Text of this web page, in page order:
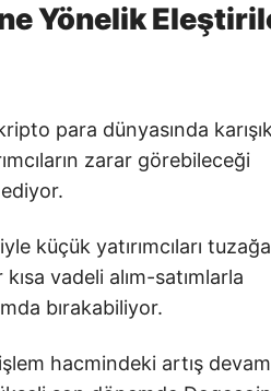
Yönelik
para dünyasında karışık
zarar görebileceği
küçük yatırımcıları tuzağa
vadeli alım-satımlarla
bırakabiliyor.
hacmindeki artış devam